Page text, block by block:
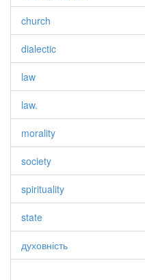
church
dialectic
law
law.
morality
society
spirituality
state
духовність